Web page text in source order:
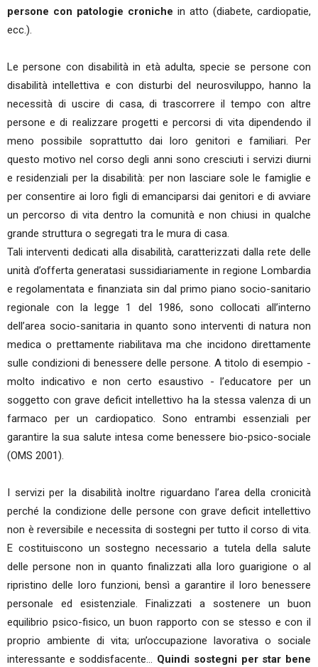
persone con patologie croniche in atto (diabete, cardiopatie,
ecc.).
Le persone con disabilità in età adulta, specie se persone con
disabilità intellettiva e con disturbi del neurosviluppo, hanno la
necessità di uscire di casa, di trascorrere il tempo con altre
persone e di realizzare progetti e percorsi di vita dipendendo il
meno possibile soprattutto dai loro genitori e familiari. Per
questo motivo nel corso degli anni sono cresciuti i servizi diurni
e residenziali per la disabilità: per non lasciare sole le famiglie e
per consentire ai loro figli di emanciparsi dai genitori e di avviare
un percorso di vita dentro la comunità e non chiusi in qualche
grande struttura o segregati tra le mura di casa.
Tali interventi dedicati alla disabilità, caratterizzati dalla rete delle
unità d’offerta generatasi sussidiariamente in regione Lombardia
e regolamentata e finanziata sin dal primo piano socio-sanitario
regionale con la legge 1 del 1986, sono collocati all’interno
dell’area socio-sanitaria in quanto sono interventi di natura non
medica o prettamente riabilitava ma che incidono direttamente
sulle condizioni di benessere delle persone. A titolo di esempio -
molto indicativo e non certo esaustivo - l’educatore per un
soggetto con grave deficit intellettivo ha la stessa valenza di un
farmaco per un cardiopatico. Sono entrambi essenziali per
garantire la sua salute intesa come benessere bio-psico-sociale
(OMS 2001).
I servizi per la disabilità inoltre riguardano l’area della cronicità
perché la condizione delle persone con grave deficit intellettivo
non è reversibile e necessita di sostegni per tutto il corso di vita.
E costituiscono un sostegno necessario a tutela della salute
delle persone non in quanto finalizzati alla loro guarigione o al
ripristino delle loro funzioni, bensì a garantire il loro benessere
personale ed esistenziale. Finalizzati a sostenere un buon
equilibrio psico-fisico, un buon rapporto con se stesso e con il
proprio ambiente di vita; un’occupazione lavorativa o sociale
interessante e soddisfacente… Quindi sostegni per star bene